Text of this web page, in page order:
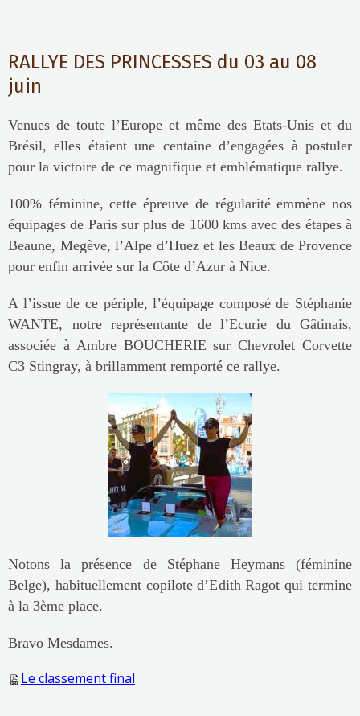
RALLYE DES PRINCESSES du 03 au 08
juin
Venues de toute l’Europe et même des Etats-Unis et du
Brésil, elles étaient une centaine d’engagées à postuler
pour la victoire de ce magnifique et emblématique rallye.
100% féminine, cette épreuve de régularité emmène nos
équipages de Paris sur plus de 1600 kms avec des étapes à
Beaune, Megève, l’Alpe d’Huez et les Beaux de Provence
pour enfin arrivée sur la Côte d’Azur à Nice.
A l’issue de ce périple, l’équipage composé de Stéphanie
WANTE, notre représentante de l’Ecurie du Gâtinais,
associée à Ambre BOUCHERIE sur Chevrolet Corvette
C3 Stingray, à brillamment remporté ce rallye.
Notons la présence de Stéphane Heymans (féminine
Belge), habituellement copilote d’Edith Ragot qui termine
à la 3ème place.
Bravo Mesdames.
Le classement final